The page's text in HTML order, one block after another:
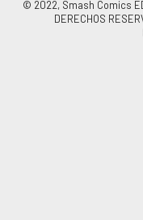
© 2022, Smash Comics
DERECHOS